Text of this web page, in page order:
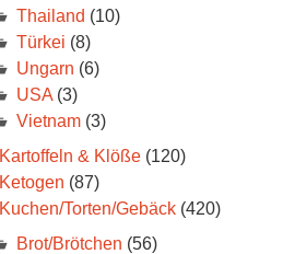
Thailand (10)
Türkei (8)
Ungarn (6)
USA(3)
Vietnam(3)
Kartoffeln & Klöße(120)
Ketogen (87)
Kuchen/Torten/Gebäck(420)
Brot/Brötchen (56)